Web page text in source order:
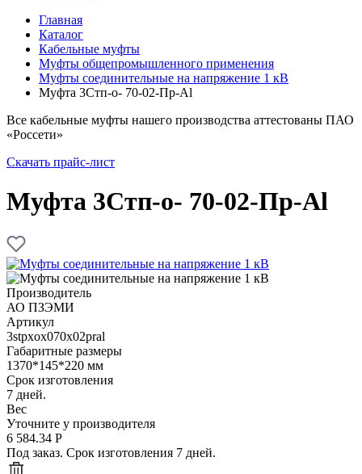
Главная
Каталог
Кабельные муфты
Муфты общепромышленного применения
Муфты соединительные на напряжение 1 кВ
Муфта 3Стп-о- 70-02-Пр-Al
Все кабельные муфты нашего производства аттестованы ПАО
«Россети»
Скачать прайс-лист
Муфта 3Стп-о- 70-02-Пр-Al
Производитель
АО ПЗЭМИ
Артикул
3stpxox070x02pral
Габаритные размеры
1370*145*220 мм
Срок изготовления
7 дней.
Вес
Уточните у производителя
6 584.34 Р
Под заказ. Срок изготовления 7 дней.